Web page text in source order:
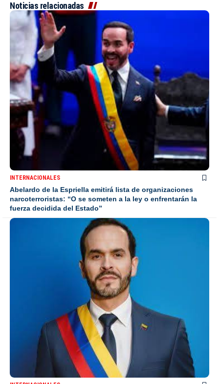
Noticias relacionadas
INTERNACIONALES
Abelardo de la Espriella emitirá lista de organizaciones
narcoterroristas: “O se someten a la ley o enfrentarán la
fuerza decidida del Estado”